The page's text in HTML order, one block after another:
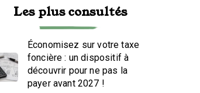
Les plus consultés
Économisez sur votre taxe
foncière : un dispositif à
découvrir pour ne pas la
payer avant 2027 !